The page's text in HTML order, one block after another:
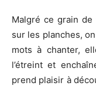
Malgré ce grain
sur les planches,
mots à chanter,
l’étreint et
prend plaisir à